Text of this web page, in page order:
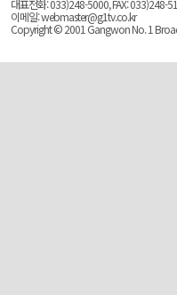
대표전화: 033)248-5000, FAX: 033)248-
이메일: webmaster@g1tv.co.kr
Copyright © 2001 Gangwon No. 1